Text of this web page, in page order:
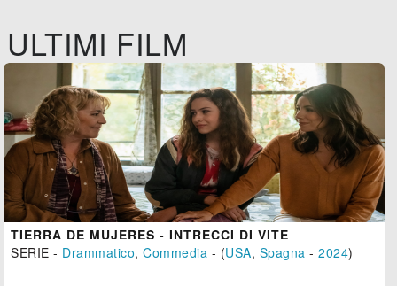
ULTIMI FILM
TIERRA DE MUJERES - INTRECCI DI VITE
SERIE - Drammatico,Commedia - (USA, Spagna -2024)